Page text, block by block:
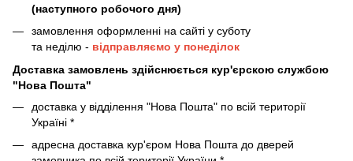
(наступного робочого дня)
замовлення оформленні на сайті у суботу
та неділю - відправляємо у понеділок
Доставка замовлень здійснюється кур'єрскою службою
"Нова Пошта"
доставка у відділення "Нова Пошта" по всій території
Україні *
адресна доставка кур'єром Нова Пошта до дверей